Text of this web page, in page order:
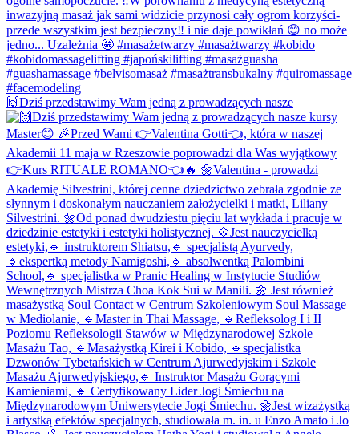
🙌Dziś przedstawimy Wam jedną z prowadzących nasze